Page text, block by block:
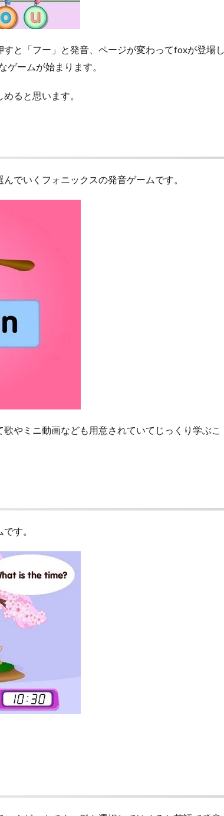
と「フー」と発音、ページが変わってfoxが登場し
ームが始まります。
ると思います。
でいくフォニックスの発音ゲームです。
やミニ動画なども用意されていてじっくり学ぶこ
す。